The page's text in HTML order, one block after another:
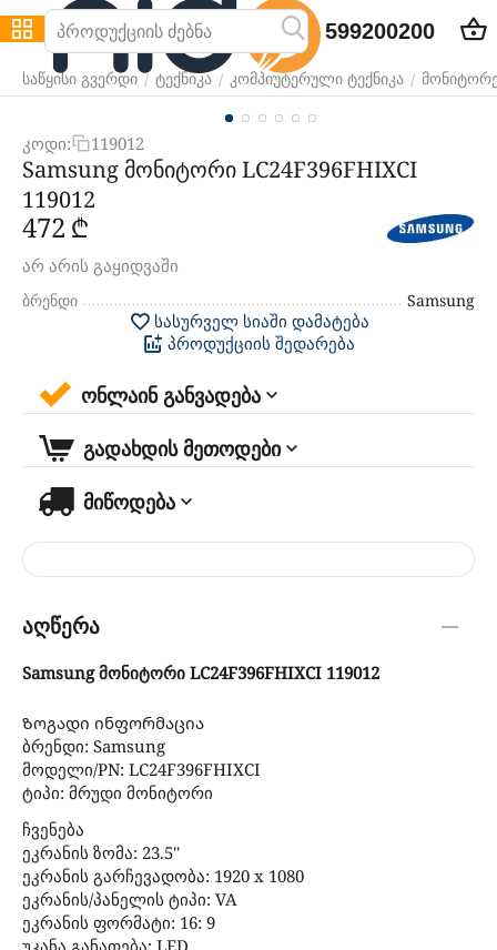
599200200
საწყისი გვერდი / ტექნიკა / კომპიუტერული ტექნიკა /
კოდი: 119012
Samsung მონიტორი LC24F396FHIXCI
119012
‍472‍ ₾
არ არის გაყიდვაში
ბრენდი Samsung
სასურველ სიაში დამატება
პროდუქციის შედარება
ონლაინ განვადება
გადახდის მეთოდები
მიწოდება
აღწერა
Samsung მონიტორი LC24F396FHIXCI 119012
Ზოგადი ინფორმაცია
ბრენდი: Samsung
მოდელი/PN: LC24F396FHIXCI
ტიპი: მრუდი მონიტორი
ჩვენება
ეკრანის ზომა: 23.5''
ეკრანის გარჩევადობა: 1920 x 1080
ეკრანის/პანელის ტიპი: VA
ეკრანის ფორმატი: 16: 9
უკანა განათება: LED